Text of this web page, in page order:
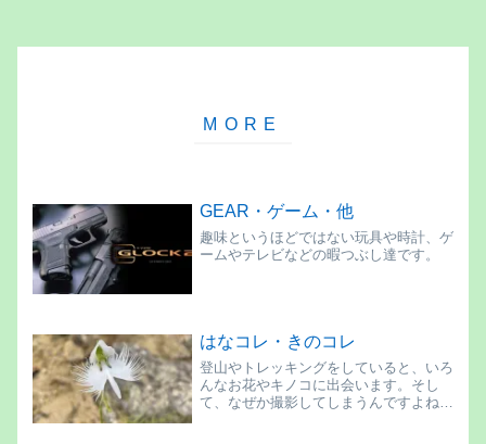
GEAR・ゲーム・他
趣味というほどではない玩具や時計、ゲ
ームやテレビなどの暇つぶし達です。
はなコレ・きのコレ
登山やトレッキングをしていると、いろ
んなお花やキノコに出会います。そし
て、なぜか撮影してしまうんですよね。